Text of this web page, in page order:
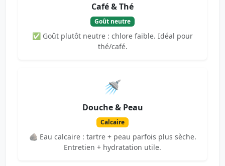
Café & Thé
Goût neutre
✅ Goût plutôt neutre : chlore faible. Idéal pour
thé/café.
🚿
Douche & Peau
Calcaire
🪨 Eau calcaire : tartre + peau parfois plus sèche.
Entretien + hydratation utile.